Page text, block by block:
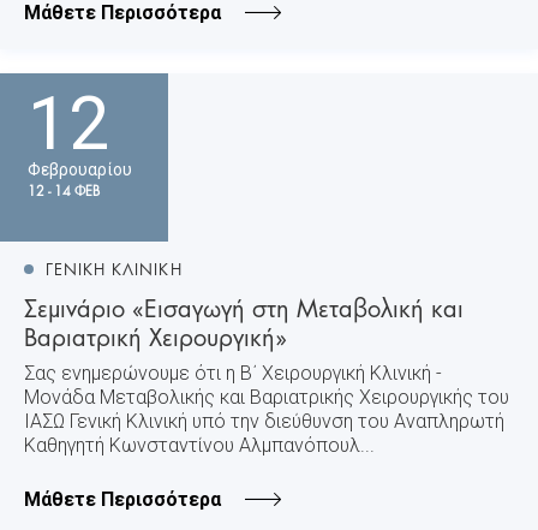
Μάθετε Περισσότερα
12
Φεβρουαρίου
12 - 14 ΦΕΒ
ΓΕΝΙΚΗ ΚΛΙΝΙΚΗ
Σεμινάριο «Εισαγωγή στη Μεταβολική και
Βαριατρική Χειρουργική»
Σας ενημερώνουμε ότι η Β΄ Χειρουργική Κλινική -
Μονάδα Μεταβολικής και Βαριατρικής Χειρουργικής του
ΙΑΣΩ Γενική Κλινική υπό την διεύθυνση του Αναπληρωτή
Καθηγητή Κωνσταντίνου Αλμπανόπουλ...
Μάθετε Περισσότερα